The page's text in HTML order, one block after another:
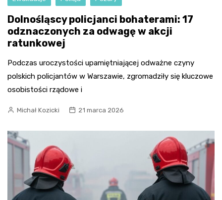
Dolnośląscy policjanci bohaterami: 17
odznaczonych za odwagę w akcji
ratunkowej
Podczas uroczystości upamiętniającej odważne czyny
polskich policjantów w Warszawie, zgromadziły się kluczowe
osobistości rządowe i
Michał Kozicki 21 marca 2026